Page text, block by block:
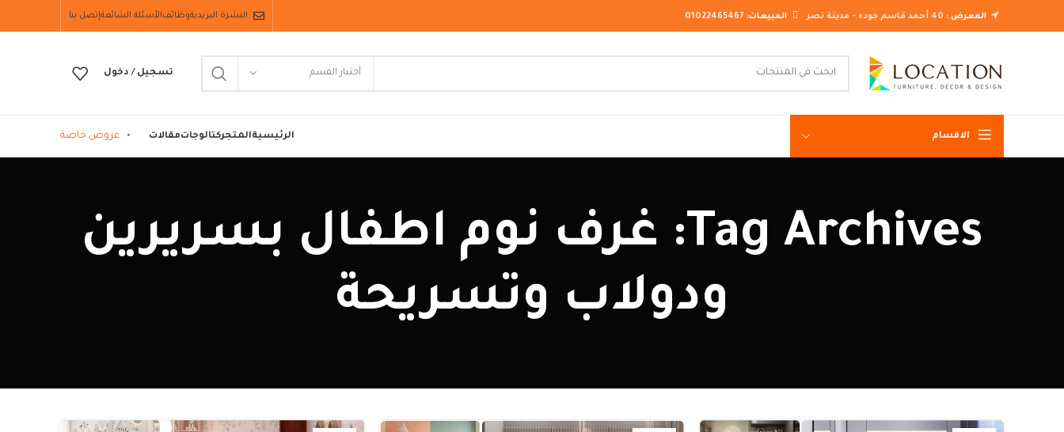
المعرض : المبيعات: 01022465467 النشرة البريديةوظائفالأسئلة الشائعةإتصل بنا
أختيار القسم تسجيل / دخول
الاقسام
غرف نوم مودرن
غرف نوم نيو كلاسيك
الرئيسيةالمتجركتالوجاتمقالات عروض خاصة
Tag Archives: غرف نوم اطفال بسريرين
ودولاب وتسريحة